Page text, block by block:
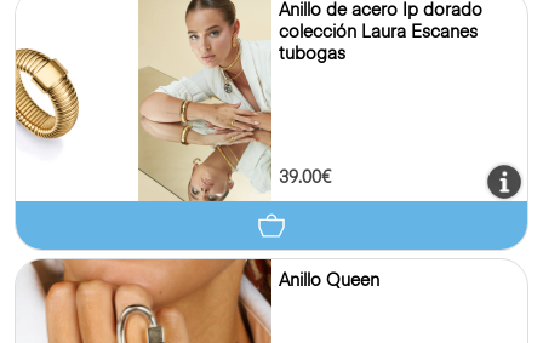
Anillo de acero Ip dorado
colección Laura Escanes
tubogas
39.00€
Anillo Queen